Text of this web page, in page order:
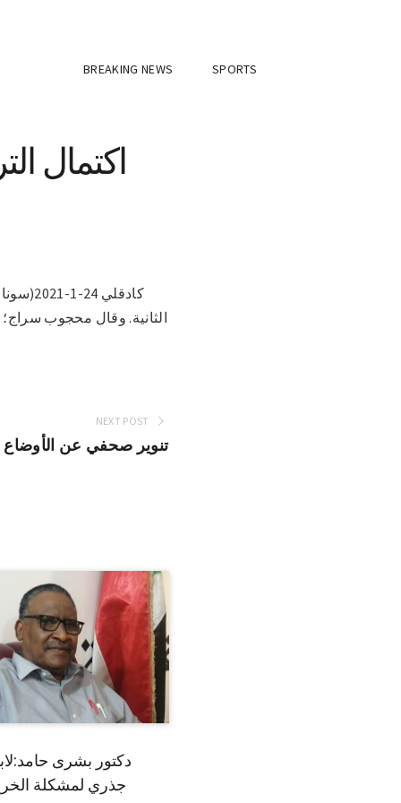
BREAKING NEWS SPORTS
اكتمال
NEXT POST
تنوير صحفي عن الأوضاع
دكتور بشرى
جذري لمشكلة